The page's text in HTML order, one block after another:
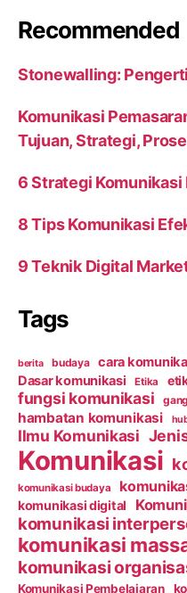
Recommended
Stonewalling:
Komunikasi
Tujuan, Strategi,
6 Strategi
8 Tips Komunikasi
9 Teknik Digital
Tags
berita budaya cara
Dasar komunikasi Etika
fungsi komunikasi
hambatan komunikasi
Ilmu Komunikasi
Komunikasi
komunikasi budaya
komunikasi digital
komunikasi
komunikasi
komunikasi
Komunikasi Pembelajaran